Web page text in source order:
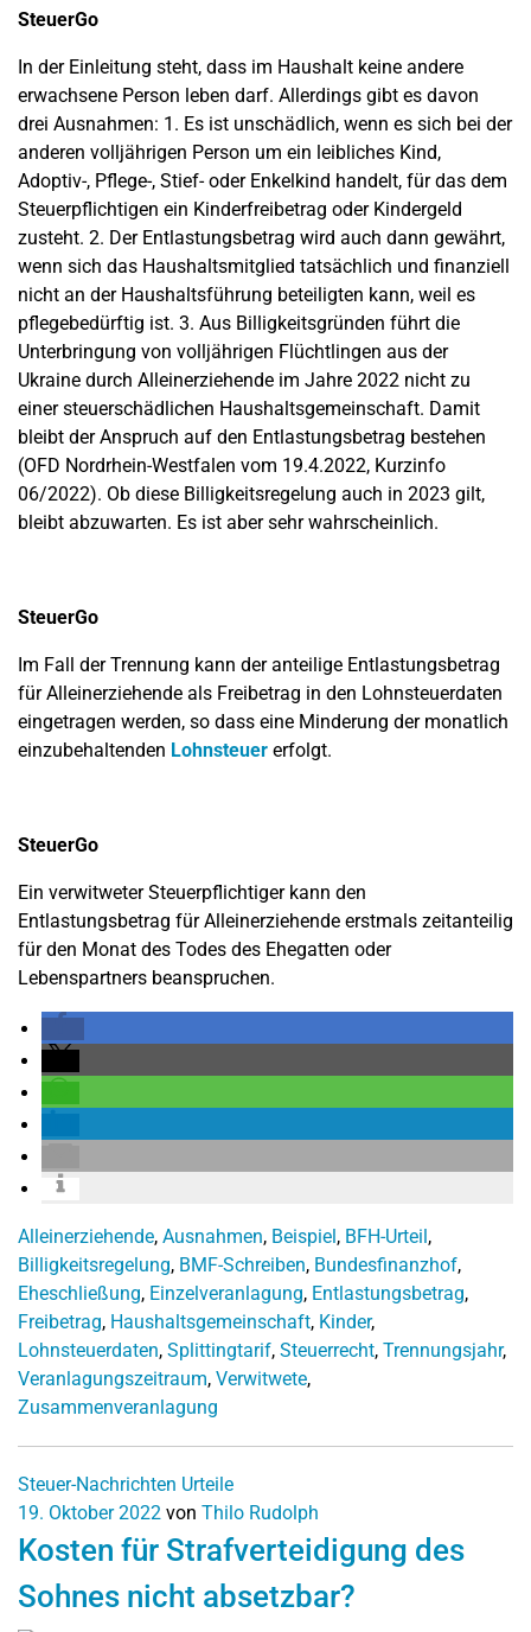
SteuerGo
In der Einleitung steht, dass im Haushalt keine andere
erwachsene Person leben darf. Allerdings gibt es davon
drei Ausnahmen: 1. Es ist unschädlich, wenn es sich bei der
anderen volljährigen Person um ein leibliches Kind,
Adoptiv-, Pflege-, Stief- oder Enkelkind handelt, für das dem
Steuerpflichtigen ein Kinderfreibetrag oder Kindergeld
zusteht. 2. Der Entlastungsbetrag wird auch dann gewährt,
wenn sich das Haushaltsmitglied tatsächlich und finanziell
nicht an der Haushaltsführung beteiligten kann, weil es
pflegebedürftig ist. 3. Aus Billigkeitsgründen führt die
Unterbringung von volljährigen Flüchtlingen aus der
Ukraine durch Alleinerziehende im Jahre 2022 nicht zu
einer steuerschädlichen Haushaltsgemeinschaft. Damit
bleibt der Anspruch auf den Entlastungsbetrag bestehen
(OFD Nordrhein-Westfalen vom 19.4.2022, Kurzinfo
06/2022). Ob diese Billigkeitsregelung auch in 2023 gilt,
bleibt abzuwarten. Es ist aber sehr wahrscheinlich.
SteuerGo
Im Fall der Trennung kann der anteilige Entlastungsbetrag
für Alleinerziehende als Freibetrag in den Lohnsteuerdaten
eingetragen werden, so dass eine Minderung der monatlich
einzubehaltenden Lohnsteuer erfolgt.
SteuerGo
Ein verwitweter Steuerpflichtiger kann den
Entlastungsbetrag für Alleinerziehende erstmals zeitanteilig
für den Monat des Todes des Ehegatten oder
Lebenspartners beanspruchen.
Alleinerziehende, Ausnahmen, Beispiel, BFH-Urteil,
Billigkeitsregelung, BMF-Schreiben, Bundesfinanzhof,
Eheschließung, Einzelveranlagung, Entlastungsbetrag,
Freibetrag, Haushaltsgemeinschaft, Kinder,
Lohnsteuerdaten, Splittingtarif, Steuerrecht, Trennungsjahr,
Veranlagungszeitraum, Verwitwete,
Zusammenveranlagung
Steuer-Nachrichten Urteile
19. Oktober 2022 von Thilo Rudolph
Kosten für Strafverteidigung des
Sohnes nicht absetzbar?